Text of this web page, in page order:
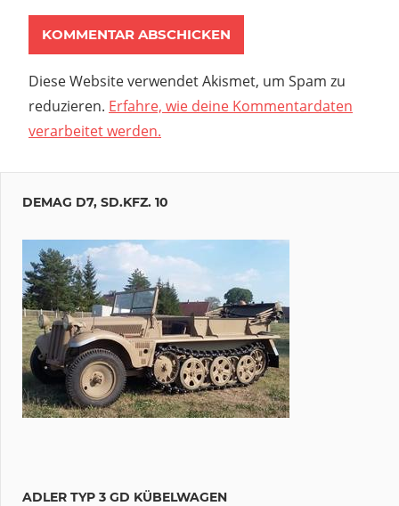
Diese Website verwendet Akismet, um Spam zu
reduzieren. Erfahre, wie deine Kommentardaten
verarbeitet werden.
DEMAG D7, SD.KFZ. 10
ADLER TYP 3 GD KÜBELWAGEN